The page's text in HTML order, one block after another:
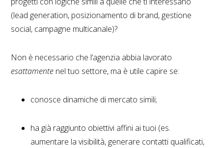
(lead generation, posizionamento di brand, gestione
social, campagne multicanale)?
Non è necessario che l’agenzia abbia lavorato
esattamente nel tuo settore, ma è utile capire se:
conosce dinamiche di mercato simili;
ha già raggiunto obiettivi affini ai tuoi (es.
aumentare la visibilità, generare contatti qualificati,